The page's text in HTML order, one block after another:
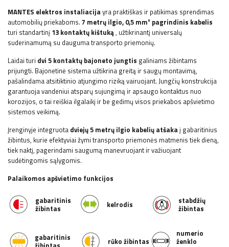
MANTES elektros instaliacijayra praktiškas ir patikimas sprendimas
automobilių priekaboms. 7 metrų ilgio, 0,5 mm² pagrindinis kabelis
turi standartinį 13 kontaktų kištuką, užtikrinantį universalų
suderinamumą su dauguma transporto priemonių.
Laidai turi dvi 5 kontaktų bajoneto jungtis galiniams žibintams
prijungti. Bajonetinė sistema užtikrina greitą ir saugų montavimą,
pašalindama atsitiktinio atjungimo riziką vairuojant. Jungčių konstrukcija
garantuoja vandeniui atsparų sujungimą ir apsaugo kontaktus nuo
korozijos, o tai reiškia ilgalaikį ir be gedimų visos priekabos apšvietimo
sistemos veikimą.
Įrenginyje integruota dviejų 5 metrų ilgio kabelių atšakaį gabaritinius
žibintus, kurie efektyviai žymi transporto priemonės matmenis tiek dieną,
tiek naktį, pagerindami saugumą manevruojant ir važiuojant
sudėtingomis sąlygomis.
Palaikomos apšvietimo funkcijos
gabaritinis
žibintas
kelrodis
stabdžių
žibintas
gabaritinis
rūko žibintas
numerio
ženklo